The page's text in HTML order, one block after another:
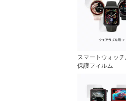
スマートウォッ
保護フィルム